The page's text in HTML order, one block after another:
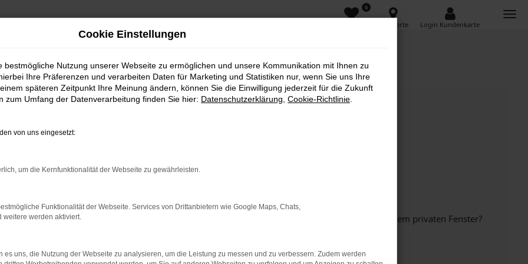
0
Standorte Login Kundenkarte
bestimmter Seiten verhindern. Funktioniert die Seite in einem anderen Browser oder in einem privaten Fenster?
beheben.
Cookie Einstellungen
bestmögliche Nutzung unserer Webseite zu ermöglichen und unsere Kommunikation mit Ihnen zu
Ihre Präferenzen und verarbeiten Daten für Marketing und Statistiken nur, wenn Sie uns Ihre
späteren Zeitpunkt Ihre Meinung ändern, können Sie die Einwilligung jederzeit für die Zukunft
zum Umfang der Datenverarbeitung finden Sie hier: Datenschutzerklärung Cookie-Richtlinie
von uns eingesetzt:
um die Kernfunktionalität der Webseite zu gewährleisten.
Funktionalität der Webseite. Services von Drittanbietern wie Google Maps, Chats,
weitere werden aktiviert.
es uns, die Nutzung der Webseite zu analysieren, um die Leistung zu messen und zu verbessern. Zudem werden